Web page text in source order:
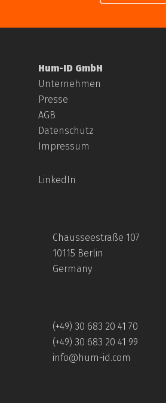
Hum-ID GmbH
Unternehmen
Presse
AGB
Datenschutz
Impressum
LinkedIn
Chausseestraße 107
10115 Berlin
Germany
(+49) 30 683 20 41 70
(+49) 30 683 20 41 99
info@hum-id.com